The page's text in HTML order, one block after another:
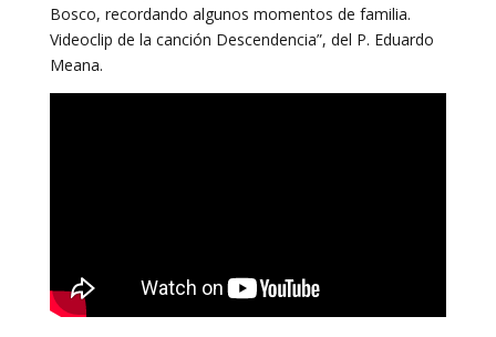
Bosco, recordando algunos momentos de familia.
Videoclip de la canción Descendencia”, del P. Eduardo
Meana.